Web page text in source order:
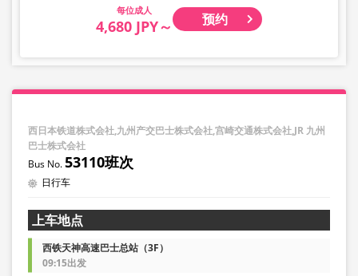
成人
4,680 JPY～ 预约
西日本铁道株式会社,九州产交巴士株式会社,宫崎交通株式会社,JR 九州
巴士株式会社
53110班次
日行车
上车地点
西铁天神高速巴士总站（3F）
09:15出发